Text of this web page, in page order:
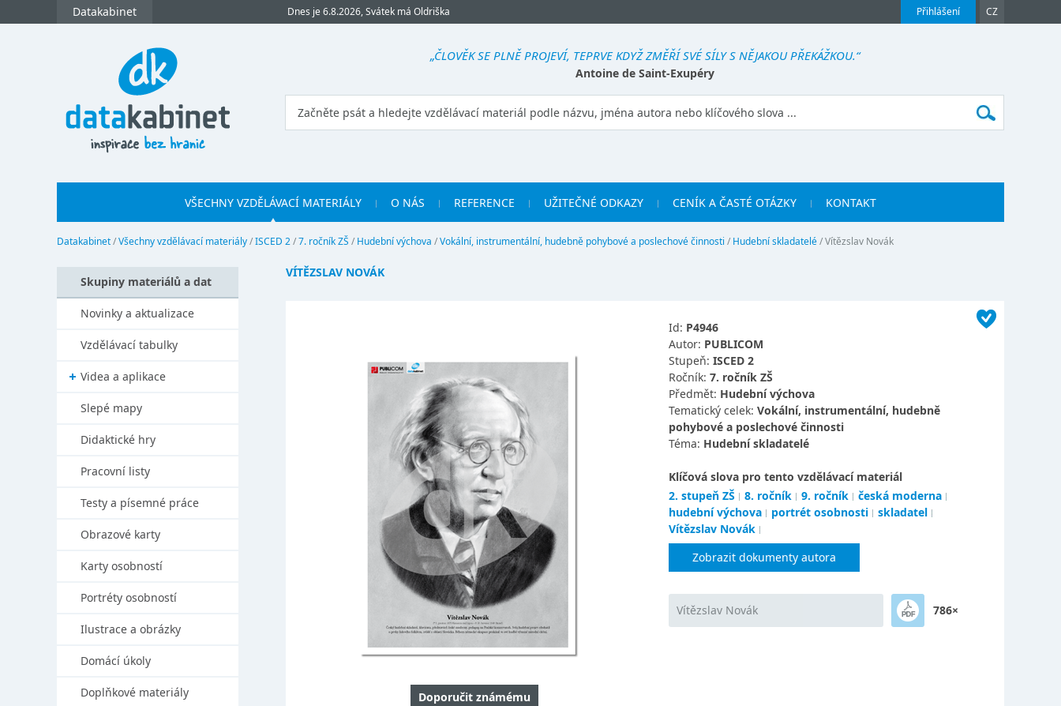
Přihlášení CZ
Datakabinet Dnes je 6.8.2026, Svátek má Oldriška
„ČLOVĚK SE PLNĚ PROJEVÍ, TEPRVE KDYŽ ZMĚŘÍ SVÉ SÍLY S NĚJAKOU PŘEKÁŽKOU.“
Antoine de Saint-Exupéry
VŠECHNY VZDĚLÁVACÍ MATERIÁLY O NÁS REFERENCE UŽITEČNÉ ODKAZY CENÍK A ČASTÉ OTÁZKY KONTAKT
Datakabinet/Všechny vzdělávací materiály/ISCED 2/7. ročník ZŠ / Hudební výchova /Vokální, instrumentální, hudebně pohybové a poslechové činnosti / Hudební skladatelé/Vítězslav Novák
VÍTĚZSLAV NOVÁK
Doporučit známému
Id: P4946
Autor: PUBLICOM
Stupeň: ISCED 2
Ročník: 7. ročník ZŠ
Předmět: Hudební výchova
Tematický celek: Vokální, instrumentální, hudebně
pohybové a poslechové činnosti
Téma: Hudební skladatelé
Klíčová slova pro tento vzdělávací materiál
2. stupeň ZŠ
8. ročník 9. ročník
česká moderna
hudební výchova
portrét osobnosti
skladatel
Vítězslav Novák
Zobrazit dokumenty autora
Vítězslav Novák 786×
Skupiny materiálů a dat
Novinky a aktualizace
Vzdělávací tabulky
Videa a aplikace
Slepé mapy
Didaktické hry
Pracovní listy
Testy a písemné práce
Obrazové karty
Karty osobností
Portréty osobností
Ilustrace a obrázky
Domácí úkoly
Doplňkové materiály